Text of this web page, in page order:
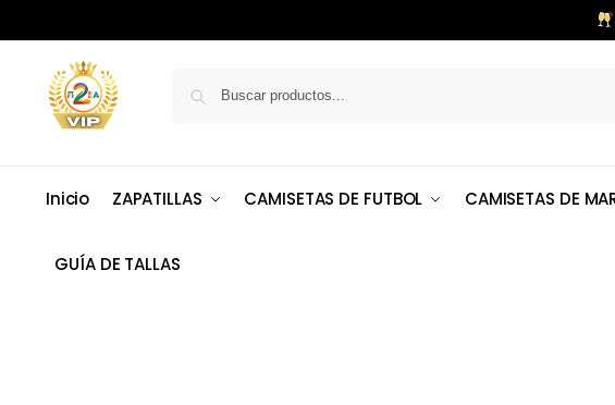
Inicio ZAPATILLAS CAMISETAS DE FUTBOL CAMISETAS DE
GUÍA DE TALLAS